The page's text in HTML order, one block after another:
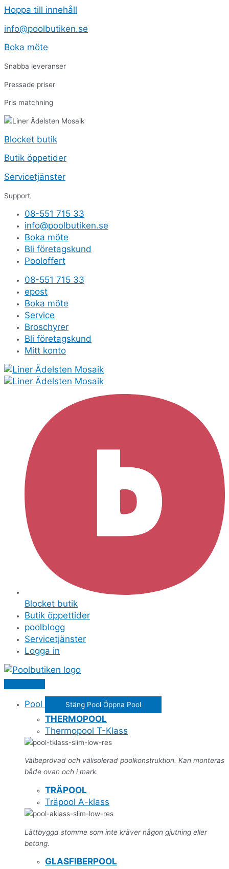
Hoppa till innehåll
info@poolbutiken.se
Boka möte
Snabba leveranser
Pressade priser
Pris matchning
Blocket butik
Butik öppetider
Servicetjänster
Support
08-551 715 33
info@poolbutiken.se
Boka möte
Bli företagskund
Pooloffert
08-551 715 33
epost
Boka möte
Service
Broschyrer
Bli företagskund
Mitt konto
Blocket butik
Butik öppettider
poolblogg
Servicetjänster
Logga in
Pool Stäng Pool Öppna Pool
THERMOPOOL
Thermopool T-Klass
Välbeprövad och välisolerad poolkonstruktion. Kan monteras
både ovan och i mark.
TRÄPOOL
Träpool A-klass
Lättbyggd stomme som inte kräver någon gjutning eller
betong.
GLASFIBERPOOL